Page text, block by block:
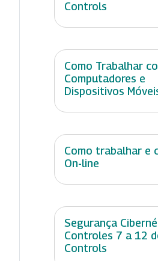
Controls
Como Trabalhar
Computadores e
Dispositivos
Como trabalhar e
On-line
Segurança
Controles 7 a 12
Controls